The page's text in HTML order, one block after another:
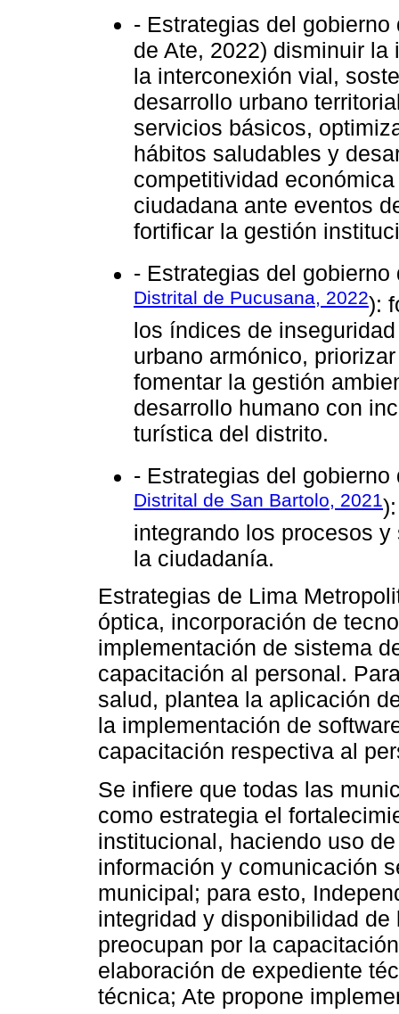
- Estrategias del
de Ate, 2022) disminuir
la interconexión vial,
desarrollo urbano
servicios básicos,
hábitos saludables y
competitividad
ciudadana ante eventos
fortificar la gestión
- Estrategias del
Distrital de Pucusana, 2022):
los índices de
urbano armónico,
fomentar la gestión
desarrollo humano con
turística del distrito.
- Estrategias del
Distrital de San Bartolo, 2021
integrando los procesos
la ciudadanía.
Estrategias de Lima
óptica, incorporación de
implementación de sistema
capacitación al personal.
salud, plantea la aplicación
la implementación de
capacitación respectiva al
Se infiere que todas las
como estrategia el
institucional, haciendo uso
información y comunicación
municipal; para esto,
integridad y disponibilidad
preocupan por la
elaboración de expediente
técnica; Ate propone